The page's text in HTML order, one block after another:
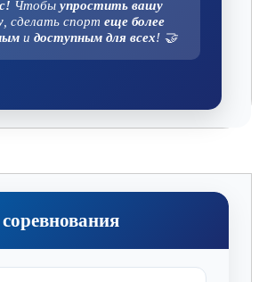
Чтобы упростить вашу
, сделать спорт еще более
и доступным для всех! 🤝